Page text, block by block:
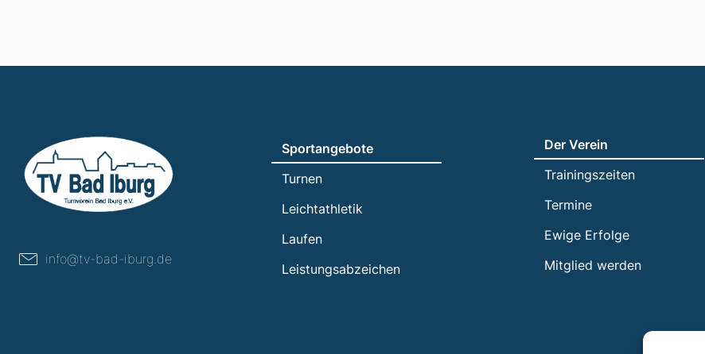
info@tv-bad-iburg.de
Sportangebote
Turnen
Leichtathletik
Laufen
Leistungsabzeichen
Der Verein
Trainingszeiten
Termine
Ewige Erfolge
Mitglied werden